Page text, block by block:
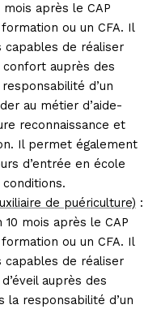
après le CAP
ou un CFA. Il
de réaliser
confort auprès des
d’un
au métier d’aide-
reconnaissance et
Il permet également
d’entrée en école
de puériculture) :
mois après le CAP
ou un CFA. Il
de réaliser
auprès des
la responsabilité d’un